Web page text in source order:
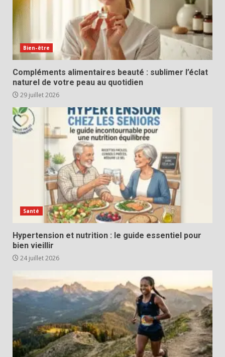
Bien-être
Compléments alimentaires beauté : sublimer l’éclat
naturel de votre peau au quotidien
29 juillet 2026
Santé
Hypertension et nutrition : le guide essentiel pour
bien vieillir
24 juillet 2026